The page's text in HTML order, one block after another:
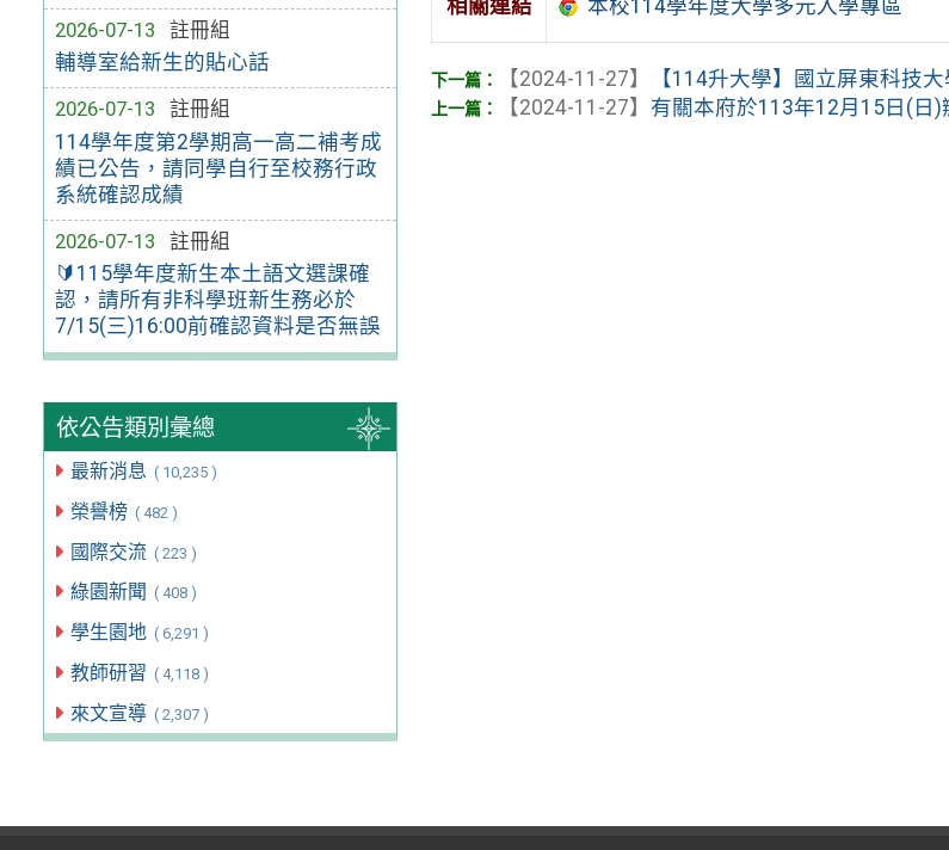
2026-07-13
註冊組
輔導室給新生的貼心話
2026-07-13
註冊組
114學年度第2學期高一高二補考成
績已公告，請同學自行至校務行政
系統確認成績
2026-07-13
註冊組
🔰115學年度新生本土語文選課確
認，請所有非科學班新生務必於
7/15(三)16:00前確認資料是否無誤
依公告類別彙總
最新消息 ( 10,235 )
榮譽榜 ( 482 )
國際交流 ( 223 )
綠園新聞 ( 408 )
學生園地 ( 6,291 )
教師研習 ( 4,118 )
來文宣導 ( 2,307 )
相關連結 本校114學年度大學多元入學專區
【2024-11-27】
【114升大學】國立屏東科技
【2024-11-27】 有關本府於113年12月15日(日